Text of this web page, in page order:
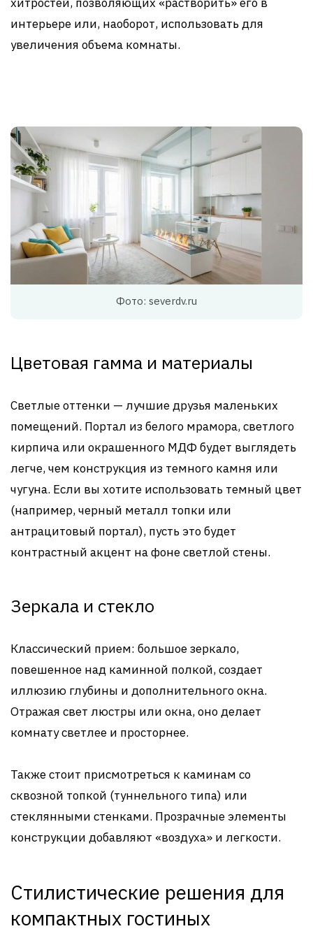
интерьере или, наоборот, использовать для
увеличения объема комнаты.
Фото: severdv.ru
Цветовая гамма и материалы
Светлые оттенки — лучшие друзья маленьких
помещений. Портал из белого мрамора, светлого
кирпича или окрашенного МДФ будет выглядеть
легче, чем конструкция из темного камня или
чугуна. Если вы хотите использовать темный цвет
(например, черный металл топки или
антрацитовый портал), пусть это будет
контрастный акцент на фоне светлой стены.
Зеркала и стекло
Классический прием: большое зеркало,
повешенное над каминной полкой, создает
иллюзию глубины и дополнительного окна.
Отражая свет люстры или окна, оно делает
комнату светлее и просторнее.
Также стоит присмотреться к каминам со
сквозной топкой (туннельного типа) или
стеклянными стенками. Прозрачные элементы
конструкции добавляют «воздуха» и легкости.
Стилистические решения для
компактных гостиных